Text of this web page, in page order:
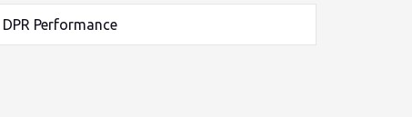
DPR Performance